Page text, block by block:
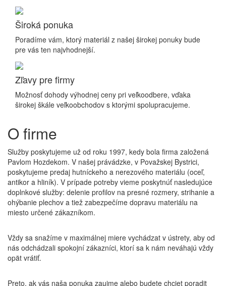
Široká ponuka
Poradíme vám, ktorý materiál z našej širokej ponuky bude
pre vás ten najvhodnejší.
Zľavy pre firmy
Možnosť dohody výhodnej ceny pri veľkoodbere, vďaka
širokej škále veľkoobchodov s ktorými spolupracujeme.
O firme
Služby poskytujeme už od roku 1997, kedy bola firma založená
Pavlom Hozdekom. V našej právádzke, v Považskej Bystrici,
poskytujeme predaj hutníckeho a nerezového materiálu (oceľ,
antikor a hliník). V prípade potreby vieme poskytnúť nasledujúce
doplnkové služby: delenie profilov na presné rozmery, strihanie a
ohýbanie plechov a tiež zabezpečíme dopravu materiálu na
miesto určené zákazníkom.
Vždy sa snažíme v maximálnej miere vychádzat v ústrety, aby od
nás odchádzali spokojní zákazníci, ktorí sa k nám neváhajú vždy
opät vrátiť.
Preto, ak vás naša ponuka zaujme alebo budete chciet poradit